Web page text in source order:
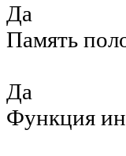
Да
Память
Да
Функция